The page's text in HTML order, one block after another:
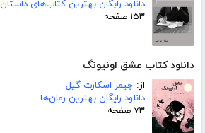
دانلود رایگان بهترین کتاب‌های داستان
۱۵۳ صفحه
دانلود کتاب عشق اونیونگ
از: جیمز اسکارث گیل
دانلود رایگان بهترین رمان‌ها
۷۳ صفحه